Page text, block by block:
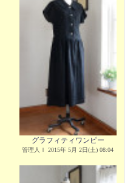
グラフィティワンピー
管理人Ｉ 2015年 5月 2日(土) 08:04